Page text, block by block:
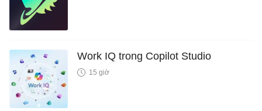
Work IQ trong Copilot Studio
15 giờ